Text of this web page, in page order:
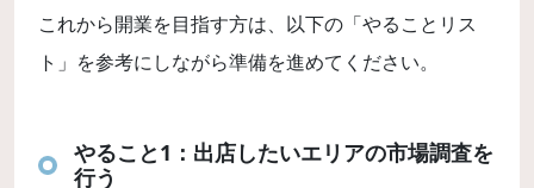
これから開業を目指す方は、以下の「やることリス
ト」を参考にしながら準備を進めてください。
やること1：出店したいエリアの市場調査を
行う